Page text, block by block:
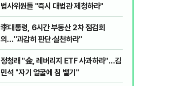
법사위원들 "즉시 대법관 제청하라"
李대통령, 6시간 부동산 2차 점검회
의…"과감히 판단·실천하라"
정청래 "金, 레버리지 ETF 사과하라"…김
민석 "자기 얼굴에 침 뱉기"